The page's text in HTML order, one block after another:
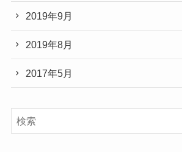
2019年9月
2019年8月
2017年5月